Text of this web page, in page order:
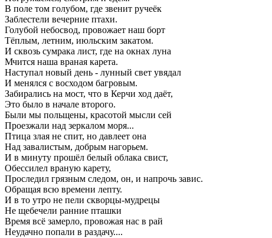
В поле том голубом, где звенит ручеёк
Заблестели вечерние птахи.
Голубой небосвод, провожает наш борт
Тёплым, летним, июльским закатом.
И сквозь сумрака лист, где на окнах луна
Мчится наша враная карета.
Наступал новый день - лунный свет увядал
И менялся с восходом багровым.
Забирались на мост, что в Керчи ход даёт,
Это было в начале второго.
Были мы польщены, красотой мысли сей
Проезжали над зеркалом моря...
Птица злая не спит, но давлеет она
Над завалистым, добрым нагорьем.
И в минуту прошёл белый облака свист,
Обессилел враную карету,
Проследил грязным следом, он, и напрочь завис.
Обращая всю времени лепту.
И в то утро не пели скворцы-мудрецы
Не щебечели ранние пташки
Время всё замерло, провожая нас в рай
Неудачно попали в раздачу....